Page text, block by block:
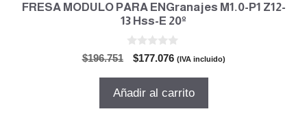
FRESA MODULO PARA ENGranajes M1.0-P1 Z12-
13 Hss-E 20º
$196.751
El
original
$177.076El
actual
(IVA incluido)
Añadir al carrito